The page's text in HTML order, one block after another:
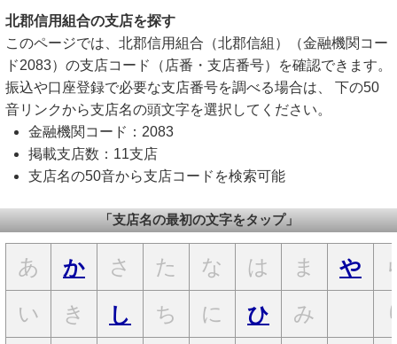
北郡信用組合の支店を探す
このページでは、北郡信用組合（北郡信組）（金融機関コー
ド2083）の支店コード（店番・支店番号）を確認できます。
振込や口座登録で必要な支店番号を調べる場合は、 下の50
音リンクから支店名の頭文字を選択してください。
金融機関コード：2083
掲載支店数：11支店
支店名の50音から支店コードを検索可能
「支店名の最初の文字をタップ」
あ か さ た な は ま や
い
き し ち に ひ み